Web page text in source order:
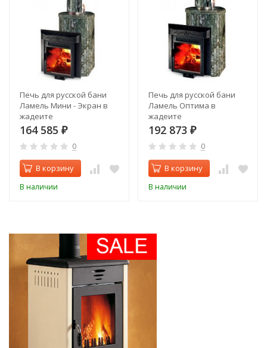
Печь для русской бани
Ламель Мини - Экран в
жадеите
164 585 ₽
0
В корзину
В наличии
Печь для русской бани
Ламель Оптима в
жадеите
192 873 ₽
0
В корзину
В наличии